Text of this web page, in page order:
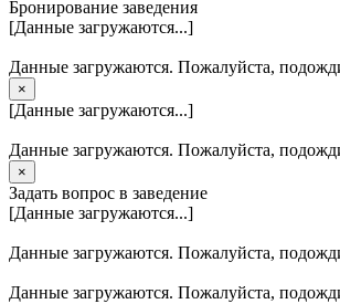
Бронирование заведения
[Данные загружаются...]
Данные загружаются. Пожалуйста,
×
[Данные загружаются...]
Данные загружаются. Пожалуйста,
×
Задать вопрос в заведение
[Данные загружаются...]
Данные загружаются. Пожалуйста,
Данные загружаются. Пожалуйста,